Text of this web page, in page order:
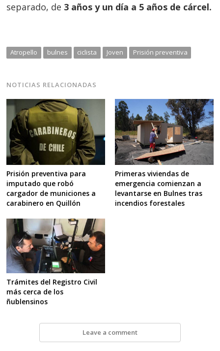
separado, de 3 años y un día a 5 años de cárcel.
Atropello bulnes ciclista Joven Prisión preventiva
NOTICIAS RELACIONADAS
Prisión preventiva para
imputado que robó
cargador de municiones a
carabinero en Quillón
Primeras viviendas de
emergencia comienzan a
levantarse en Bulnes tras
incendios forestales
Trámites del Registro Civil
más cerca de los
ñublensinos
Leave a comment